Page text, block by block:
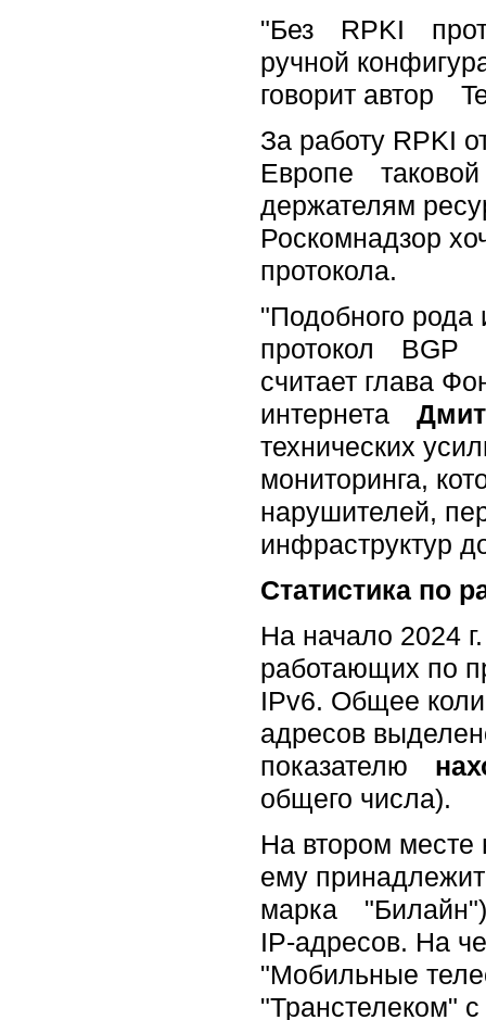
"Без RPKI
ручной
говорит автор
За работу RPKI
Европе таковой
держателям
Роскомнадзор
протокола.
"Подобного рода
протокол BGP
считает глава
интернета
технических
мониторинга,
нарушителей,
инфраструктур
Статистика по
На начало 2024
работающих по
IPv6. Общее
адресов
показателю
общего числа).
На втором месте
ему
марка "Билайн")
IP-адресов. На
"Мобильные
"Транстелеком"